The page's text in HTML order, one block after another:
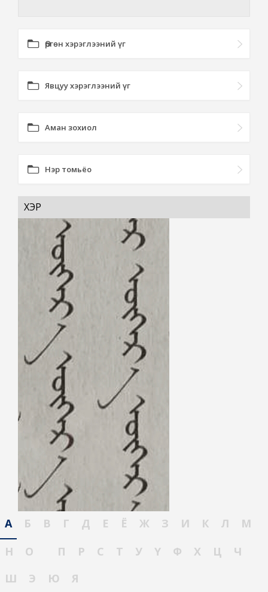
Өргөн хэрэглээний үг
Явцуу хэрэглээний үг
Аман зохиол
Нэр томьёо
ҮХЭР
А Б В Г Д Е Ё Ж З И К Л
М
Н
О П Р С Т У Ү Ф Х Ц
Ч
Ш
Э Ю Я